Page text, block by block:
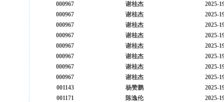
000967
谢桂杰
2025-
000967
谢桂杰
2025-
000967
谢桂杰
2025-
000967
谢桂杰
2025-
000967
谢桂杰
2025-
000967
谢桂杰
2025-
000967
谢桂杰
2025-
000967
谢桂杰
2025-
001143
杨赞鹏
2025-
001171
陈逸伦
2025-